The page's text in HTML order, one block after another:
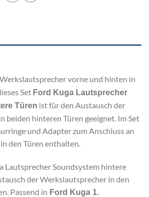
vorne und hinten in
Set Ford Kuga Lautsprecher
Türen ist für den Austausch der
beiden hinteren Türen geeignet. Im Set
und Adapter zum Anschluss an
den Türen enthalten.
Lautsprecher Soundsystem hintere
der Werkslautsprecher in den
Passend in Ford Kuga 1.